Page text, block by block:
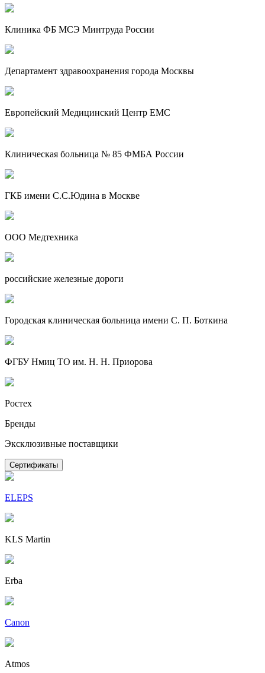
Клиника ФБ МСЭ Минтруда России
Департамент здравоохранения города Москвы
Европейский Медицинский Центр EMC
Клиническая больница № 85 ФМБА России
ГКБ имени С.С.Юдина в Москве
ООО Медтехника
российские железные дороги
Городская клиническая больница имени С. П. Боткина
ФГБУ Нмиц ТО им. Н. Н. Приорова
Ростех
Бренды
Эксклюзивные поставщики
Сертификаты
ELEPS
KLS Martin
Erba
Canon
Atmos